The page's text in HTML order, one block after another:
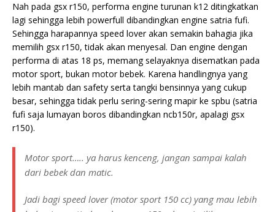
Nah pada gsx r150, performa engine turunan k12 ditingkatkan
lagi sehingga lebih powerfull dibandingkan engine satria fufi.
Sehingga harapannya speed lover akan semakin bahagia jika
memilih gsx r150, tidak akan menyesal. Dan engine dengan
performa di atas 18 ps, memang selayaknya disematkan pada
motor sport, bukan motor bebek. Karena handlingnya yang
lebih mantab dan safety serta tangki bensinnya yang cukup
besar, sehingga tidak perlu sering-sering mapir ke spbu (satria
fufi saja lumayan boros dibandingkan ncb150r, apalagi gsx
r150).
Motor sport….. ya harus kenceng, jangan sampai kalah
dari bebek dan matic.
Jadi bagi speed lover (motor sport 150 cc) yang mau lebih